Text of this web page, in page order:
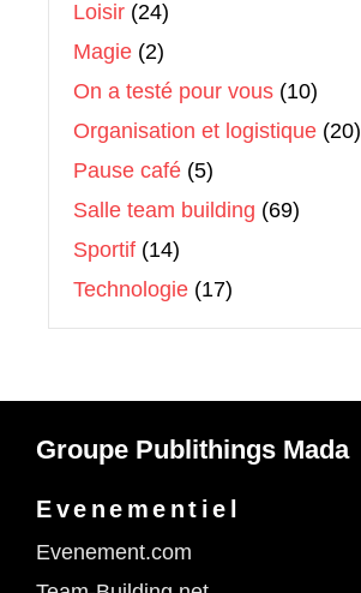
Loisir (24)
Magie (2)
On a testé pour vous (10)
Organisation et logistique (20)
Pause café (5)
Salle team building (69)
Sportif (14)
Technologie (17)
Groupe Publithings Mada
Evenementiel
Evenement.com